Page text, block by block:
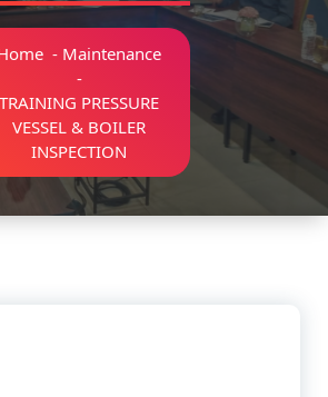
- Maintenance
-
TRAINING PRESSURE
VESSEL & BOILER
INSPECTION